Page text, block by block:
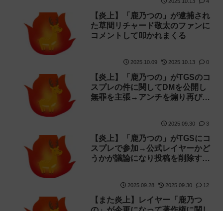
【炎上】「鹿乃つの」が逮捕され
た草間リチャード敬太のファンに
コメントして叩かれまくる
2025.10.09 2025.10.13 0
【炎上】「鹿乃つの」がTGSのコ
スプレの件に関してDMを公開し
無罪を主張→アンチを煽り再び叩
2025.09.30 3
【炎上】「鹿乃つの」がTGSにコ
スプレで参加→公式レイヤーかど
うかが議論になり投稿を削除する
2025.09.28 2025.09.30 12
【また炎上】レイヤー「鹿乃つ